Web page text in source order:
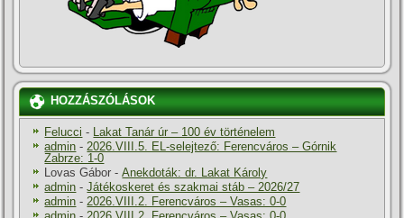
HOZZÁSZÓLÁSOK
Felucci -
Lakat Tanár úr – 100 év történelem
admin - 2026.VIII.5. EL-selejtező: Ferencváros – Górnik
Zabrze: 1-0
Lovas Gábor -Anekdoták: dr. Lakat Károly
admin -Játékoskeret és szakmai stáb – 2026/27
admin - 2026.VIII.2. Ferencváros – Vasas: 0-0